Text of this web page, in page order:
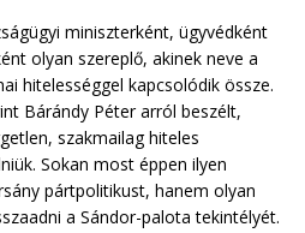
miniszterként, ügyvédként
olyan szereplő, akinek neve a
hitelességgel kapcsolódik össze.
Bárándy Péter arról beszélt,
szakmailag hiteles
Sokan most éppen ilyen
pártpolitikust, hanem olyan
a Sándor-palota tekintélyét.